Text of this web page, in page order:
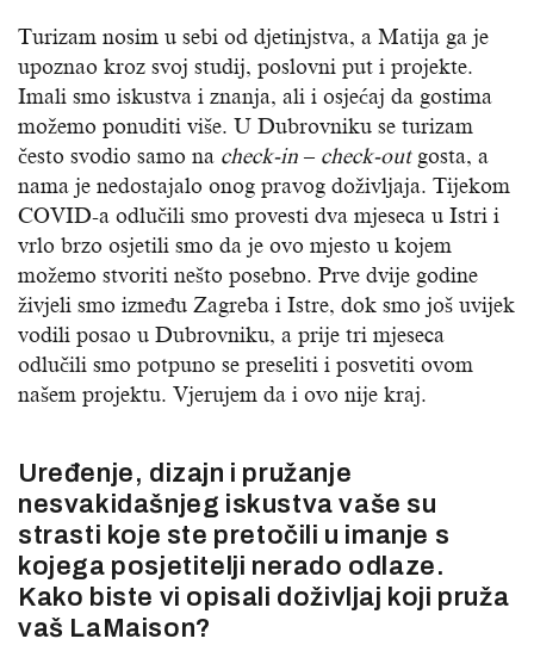
Turizam nosim u sebi od djetinjstva, a Matija ga je
upoznao kroz svoj studij, poslovni put i projekte.
Imali smo iskustva i znanja, ali i osjećaj da gostima
možemo ponuditi više. U Dubrovniku se turizam
često svodio samo na check-in – check-outgosta, a
nama je nedostajalo onog pravog doživljaja. Tijekom
COVID-a odlučili smo provesti dva mjeseca u Istri i
vrlo brzo osjetili smo da je ovo mjesto u kojem
možemo stvoriti nešto posebno. Prve dvije godine
živjeli smo između Zagreba i Istre, dok smo još uvijek
vodili posao u Dubrovniku, a prije tri mjeseca
odlučili smo potpuno se preseliti i posvetiti ovom
našem projektu. Vjerujem da i ovo nije kraj.
Uređenje, dizajn i pružanje
nesvakidašnjeg iskustva vaše su
strasti koje ste pretočili u imanje s
kojega posjetitelji nerado odlaze.
Kako biste vi opisali doživljaj koji pruža
vaš LaMaison?